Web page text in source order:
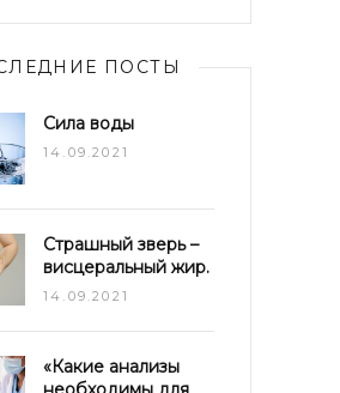
ПОСТЫ
Сила воды
14.09.2021
Страшный зверь –
висцеральный жир.
14.09.2021
«Какие анализы